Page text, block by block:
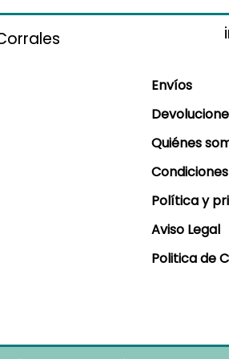
Envíos
Quiénes
Política y
Aviso Legal
Politica de